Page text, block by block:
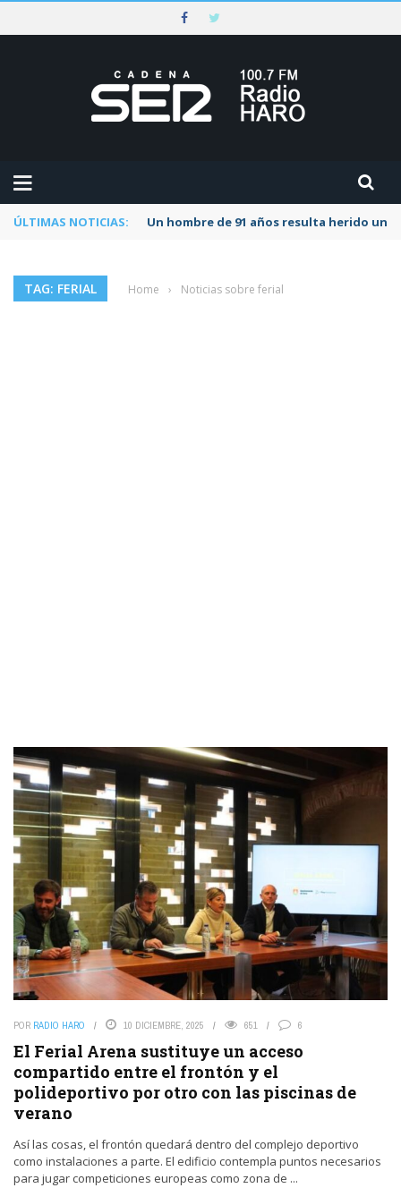
ÚLTIMAS NOTICIAS: Un hombre de 91 años resulta herido
TAG: FERIAL Home › Noticias sobre ferial
POR RADIO HARO 10 DICIEMBRE, 2025 651 6
El Ferial Arena sustituye un acceso
compartido entre el frontón y el
polideportivo por otro con las piscinas de
verano
Así las cosas, el frontón quedará dentro del complejo deportivo
como instalaciones a parte. El edificio contempla puntos necesarios
para jugar competiciones europeas como zona de ...